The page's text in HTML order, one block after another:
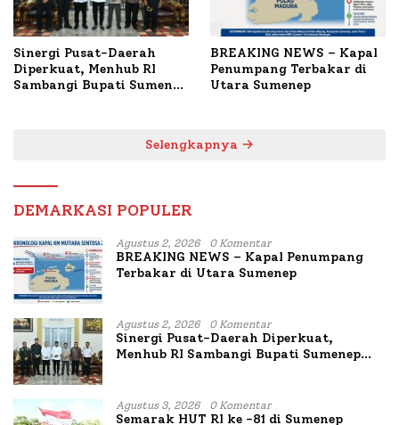
Sinergi Pusat-Daerah
Diperkuat, Menhub RI
Sambangi Bupati Sumenep
BREAKING NEWS – Kapal
Penumpang Terbakar di
Utara Sumenep
Selengkapnya
DEMARKASI POPULER
Agustus 2, 2026 0 Komentar
BREAKING NEWS – Kapal Penumpang
Terbakar di Utara Sumenep
Agustus 2, 2026 0 Komentar
Sinergi Pusat-Daerah Diperkuat,
Menhub RI Sambangi Bupati Sumenep
Agustus 3, 2026 0 Komentar
Semarak HUT RI ke -81 di Sumenep